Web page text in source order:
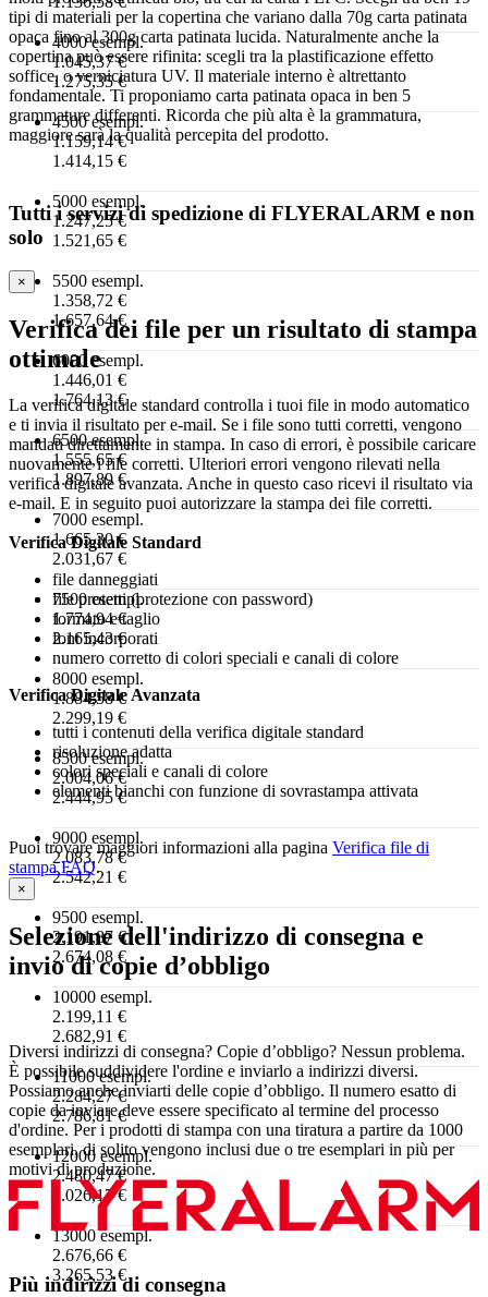
4000 esempl.
1.045,37 €
1.275,35 €
4500 esempl.
1.159,14 €
1.414,15 €
5000 esempl.
1.247,25 €
1.521,65 €
5500 esempl.
1.358,72 €
1.657,64 €
6000 esempl.
1.446,01 €
1.764,13 €
6500 esempl.
1.555,65 €
1.897,89 €
7000 esempl.
1.665,30 €
2.031,67 €
7500 esempl.
1.774,94 €
2.165,43 €
8000 esempl.
1.884,58 €
2.299,19 €
8500 esempl.
2.004,06 €
2.444,95 €
9000 esempl.
2.083,78 €
2.542,21 €
9500 esempl.
2.191,87 €
2.674,08 €
10000 esempl.
2.199,11 €
2.682,91 €
11000 esempl.
2.284,27 €
2.786,81 €
12000 esempl.
2.480,47 €
3.026,17 €
13000 esempl.
2.676,66 €
3.265,53 €
tipi di materiali per la copertina che variano dalla 70g carta patinata
opaca fino al 300g carta patinata lucida. Naturalmente anche la
copertina può essere rifinita: scegli tra la plastificazione effetto
soffice, o verniciatura UV. Il materiale interno è altrettanto
fondamentale. Ti proponiamo carta patinata opaca in ben 5
grammature differenti. Ricorda che più alta è la grammatura,
maggiore sarà la qualità percepita del prodotto.
Tutti i servizi di spedizione di FLYERALARM e non
solo
×
Verifica dei file per un risultato di stampa
ottimale
La verifica digitale standard controlla i tuoi file in modo automatico
e ti invia il risultato per e-mail. Se i file sono tutti corretti, vengono
mandati direttamente in stampa. In caso di errori, è possibile caricare
nuovamente i file corretti. Ulteriori errori vengono rilevati nella
verifica digitale avanzata. Anche in questo caso ricevi il risultato via
e-mail. E in seguito puoi autorizzare la stampa dei file corretti.
Verifica Digitale Standard
file danneggiati
file protetti (protezione con password)
formato e taglio
font incorporati
numero corretto di colori speciali e canali di colore
Verifica Digitale Avanzata
tutti i contenuti della verifica digitale standard
risoluzione adatta
colori speciali e canali di colore
elementi bianchi con funzione di sovrastampa attivata
Puoi trovare maggiori informazioni alla pagina Verifica file di
stampa FAQ.
×
Selezione dell'indirizzo di consegna e
invio di copie d’obbligo
Diversi indirizzi di consegna? Copie d’obbligo? Nessun problema.
È possibile suddividere l'ordine e inviarlo a indirizzi diversi.
Possiamo anche inviarti delle copie d’obbligo. Il numero esatto di
copie da inviare deve essere specificato al termine del processo
d'ordine. Per i prodotti di stampa con una tiratura a partire da 1000
esemplari, di solito vengono inclusi due o tre esemplari in più per
motivi di produzione.
Più indirizzi di consegna